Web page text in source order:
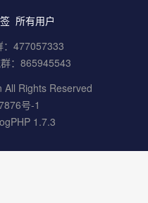
所有用户
477057333
： 865945543
Rights Reserved
号-1
1.7.3